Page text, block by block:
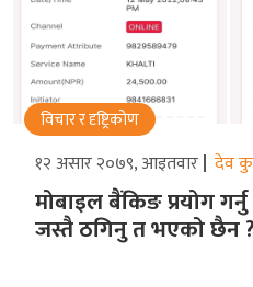
विचार र दृष्ट्रिकोण
१२ असार २०७९, आइतवार देव
मोबाइल बैंकिङ प्रयोग
जस्तै ठगिनु त भएको छैन ?